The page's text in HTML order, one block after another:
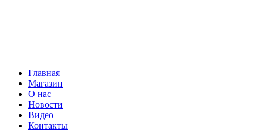
Главная
Магазин
О нас
Новости
Видео
Контакты